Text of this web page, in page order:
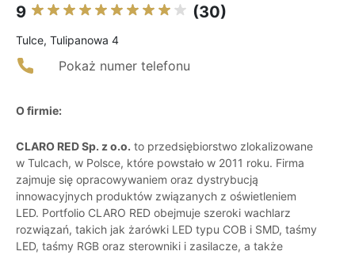
9 (30)
Tulce, Tulipanowa 4
Pokaż numer telefonu
O firmie:
CLARO RED Sp. z o.o. to przedsiębiorstwo zlokalizowane
w Tulcach, w Polsce, które powstało w 2011 roku. Firma
zajmuje się opracowywaniem oraz dystrybucją
innowacyjnych produktów związanych z oświetleniem
LED. Portfolio CLARO RED obejmuje szeroki wachlarz
rozwiązań, takich jak żarówki LED typu COB i SMD, taśmy
LED, taśmy RGB oraz sterowniki i zasilacze, a także